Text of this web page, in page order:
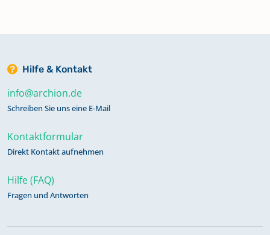
Hilfe & Kontakt
info@archion.de
Schreiben Sie uns eine E-Mail
Kontaktformular
Direkt Kontakt aufnehmen
Hilfe (FAQ)
Fragen und Antworten